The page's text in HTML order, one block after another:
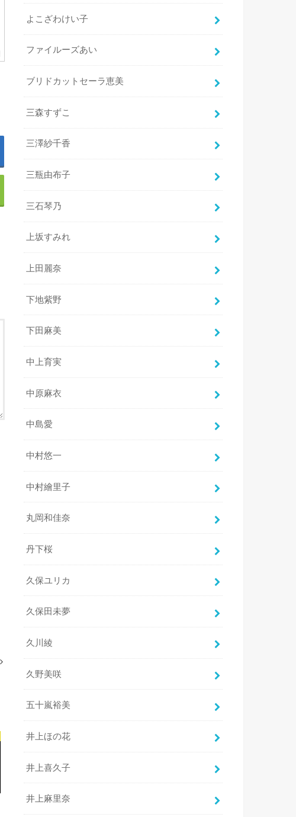
よこざわけい子
ファイルーズあい
ブリドカットセーラ恵美
三森すずこ
三澤紗千香
三瓶由布子
三石琴乃
上坂すみれ
上田麗奈
下地紫野
下田麻美
中上育実
中原麻衣
中島愛
中村悠一
中村繪里子
丸岡和佳奈
丹下桜
久保ユリカ
久保田未夢
久川綾
久野美咲
五十嵐裕美
井上ほの花
井上喜久子
井上麻里奈